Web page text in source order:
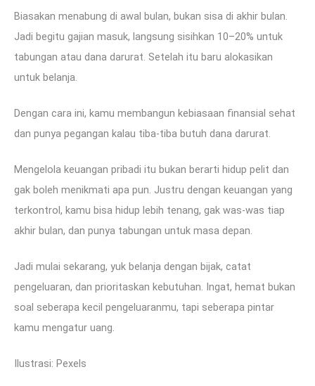
Biasakan menabung di awal bulan, bukan sisa di akhir bulan.
Jadi begitu gajian masuk, langsung sisihkan 10–20% untuk
tabungan atau dana darurat. Setelah itu baru alokasikan
untuk belanja.
Dengan cara ini, kamu membangun kebiasaan finansial sehat
dan punya pegangan kalau tiba-tiba butuh dana darurat.
Mengelola keuangan pribadi itu bukan berarti hidup pelit dan
gak boleh menikmati apa pun. Justru dengan keuangan yang
terkontrol, kamu bisa hidup lebih tenang, gak was-was tiap
akhir bulan, dan punya tabungan untuk masa depan.
Jadi mulai sekarang, yuk belanja dengan bijak, catat
pengeluaran, dan prioritaskan kebutuhan. Ingat, hemat bukan
soal seberapa kecil pengeluaranmu, tapi seberapa pintar
kamu mengatur uang.
Ilustrasi: Pexels